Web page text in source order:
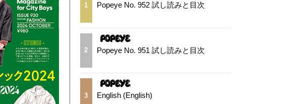
1 Popeye No. 952 試し読みと目次
2 Popeye No. 951 試し読みと目次
3 English (English)